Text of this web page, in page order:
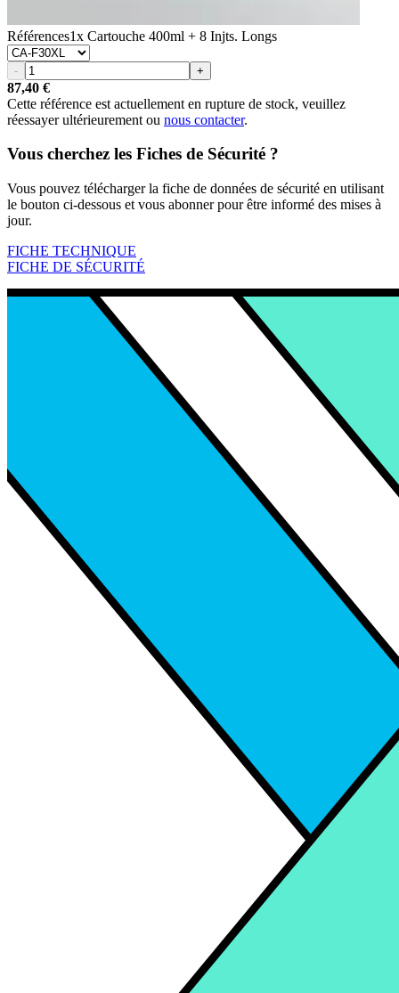
Références1x Cartouche 400ml + 8 Injts. Longs
- +
87,40 €
Cette référence est actuellement en rupture de stock, veuillez
réessayer ultérieurement ou nous contacter.
Vous cherchez les Fiches de Sécurité ?
Vous pouvez télécharger la fiche de données de sécurité en utilisant
le bouton ci-dessous et vous abonner pour être informé des mises à
jour.
FICHE TECHNIQUE
FICHE DE SÉCURITÉ